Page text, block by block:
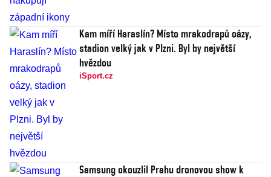
Kam míří Haraslín? Místo mrakodrapů oázy,
stadion velký jak v Plzni. Byl by největší
hvězdou
iSport.cz
Samsung okouzlil Prahu dronovou show k